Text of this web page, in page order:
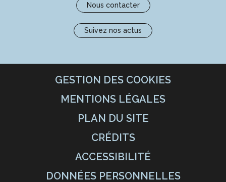
Nous contacter
Suivez nos actus
GESTION DES COOKIES
MENTIONS LÉGALES
PLAN DU SITE
CRÉDITS
ACCESSIBILITÉ
DONNÉES PERSONNELLES